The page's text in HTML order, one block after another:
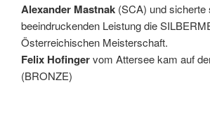
Alexander Mastnak (SCA) und
beeindruckenden Leistung die
Österreichischen Meisterschaft.
Felix Hofingervom Attersee kam auf
(BRONZE)